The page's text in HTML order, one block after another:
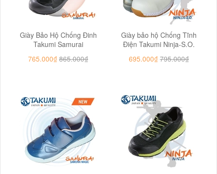
Giày Bảo Hộ Chống Đinh
Takumi Samurai
765.000₫ 865.000₫
Giày bảo hộ Chống Tĩnh
Điện Takumi Ninja-S.O.
695.000₫ 795.000₫